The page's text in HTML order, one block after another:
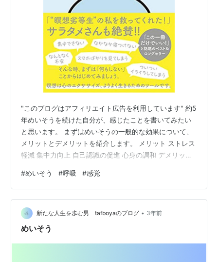
"このブログはアフィリエイト広告を利用しています" 約5
年めいそうを続けた自分が、感じたことを書いてみたい
と思います。 まずはめいそうの一般的な効果について、
メリットとデメリットを紹介します。 メリット ストレス
軽減 集中力向上 自己認識の促進 心身の調和 デメリット
は適切な指導や医師の指示が必要 効果を感じられるまで
時間がかかるのと、心の集中が難しいと思います。 自分
が感じたことを書いていきます。 自分の考えてることを
自覚できるようになる 数分のめいそうで落ち着けるよう
になる 考えがごちゃごちゃしてきた時にめいそうすると
#めいそう #呼吸 #感覚
新たな人生を歩む男 tafboyaのブログ • 3年前
めいそう